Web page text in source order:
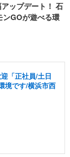
ップデート！ 石
ンGOが遊べる環
「正社員/土日
境です/横浜市西